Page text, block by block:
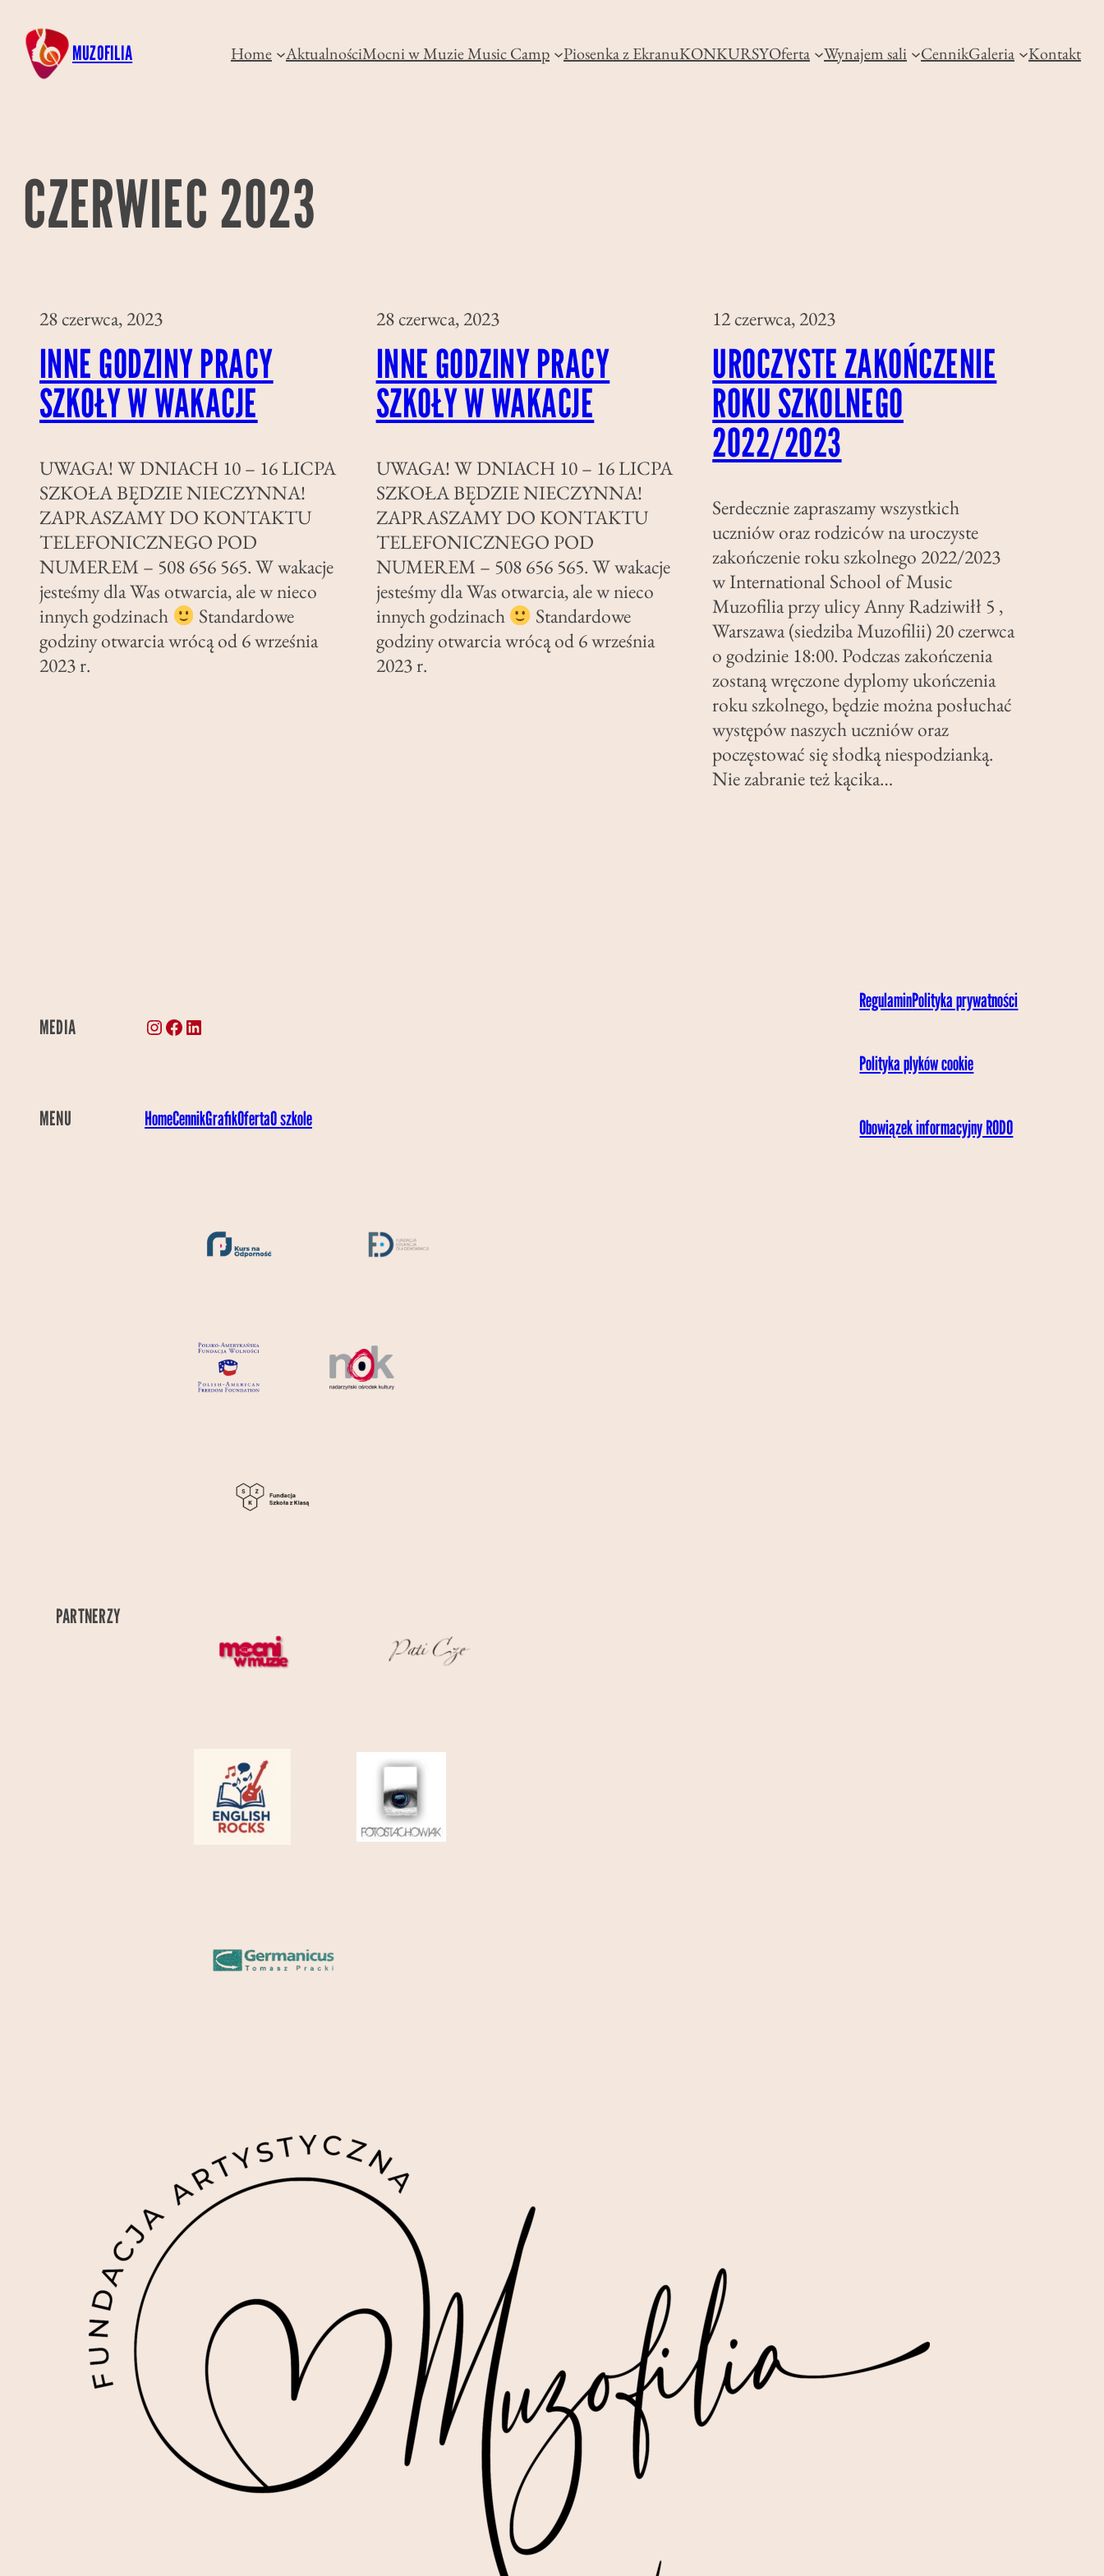
treści
MUZOFILIA Home AktualnościMocni w Muzie Music Camp Piosenka z EkranuKONKURSYOferta Wynajem sali CennikGaleria Kontakt
CZERWIEC 2023
28 czerwca, 2023
INNE GODZINY PRACY
SZKOŁY W WAKACJE
UWAGA! W DNIACH 10 – 16 LICPA
SZKOŁA BĘDZIE NIECZYNNA!
ZAPRASZAMY DO KONTAKTU
TELEFONICZNEGO POD
NUMEREM – 508 656 565. W wakacje
jesteśmy dla Was otwarcia, ale w nieco
innych godzinach
Standardowe
godziny otwarcia wrócą od 6 września
2023 r.
28 czerwca, 2023
INNE GODZINY PRACY
SZKOŁY W WAKACJE
UWAGA! W DNIACH 10 – 16 LICPA
SZKOŁA BĘDZIE NIECZYNNA!
ZAPRASZAMY DO KONTAKTU
TELEFONICZNEGO POD
NUMEREM – 508 656 565. W wakacje
jesteśmy dla Was otwarcia, ale w nieco
innych godzinach
Standardowe
godziny otwarcia wrócą od 6 września
2023 r.
12 czerwca, 2023
UROCZYSTE ZAKOŃCZENIE
ROKU SZKOLNEGO
2022/2023
Serdecznie zapraszamy wszystkich
uczniów oraz rodziców na uroczyste
zakończenie roku szkolnego 2022/2023
w International School of Music
Muzofilia przy ulicy Anny Radziwiłł 5 ,
Warszawa (siedziba Muzofilii) 20 czerwca
o godzinie 18:00. Podczas zakończenia
zostaną wręczone dyplomy ukończenia
roku szkolnego, będzie można posłuchać
występów naszych uczniów oraz
poczęstować się słodką niespodzianką.
Nie zabranie też kącika…
MEDIA Instagram Facebook LinkedIn
MENU HomeCennikGrafikOfertaO szkole
PARTNERZY
RegulaminPolityka prywatności
Polityka plyków cookie
Obowiązek informacyjny RODO